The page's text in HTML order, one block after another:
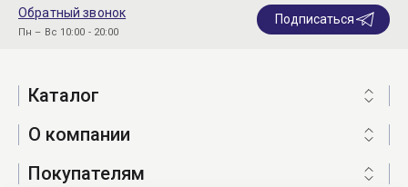
Обратный звонок
Пн – Вс 10:00 - 20:00
Подписаться
Каталог
О компании
Покупателям